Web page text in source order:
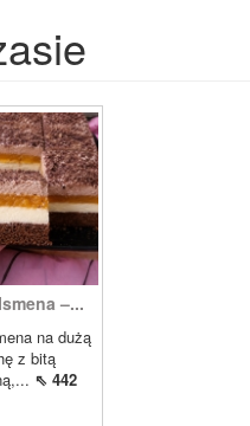
–...
na dużą
z bitą
⇖ 442